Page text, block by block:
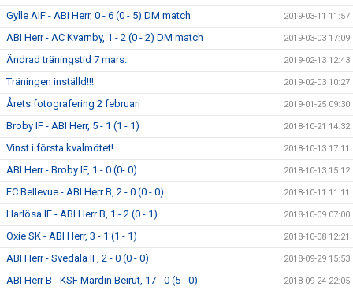
Gylle AIF - ABI Herr, 0 - 6 (0 - 5) DM match 2019-03-11 11:57
ABI Herr - AC Kvarnby, 1 - 2 (0 - 2) DM match 2019-03-03 17:09
Ändrad träningstid 7 mars. 2019-02-13 12:43
Träningen inställd!!! 2019-02-03 10:27
Årets fotografering 2 februari 2019-01-25 09:30
Broby IF - ABI Herr, 5 - 1 (1 - 1) 2018-10-21 14:32
Vinst i första kvalmötet! 2018-10-13 17:11
ABI Herr - Broby IF, 1 - 0 (0- 0) 2018-10-13 15:12
FC Bellevue - ABI Herr B, 2 - 0 (0 - 0) 2018-10-11 11:11
Harlösa IF - ABI Herr B, 1 - 2 (0 - 1) 2018-10-09 07:00
Oxie SK - ABI Herr, 3 - 1 (1 - 1) 2018-10-08 12:21
ABI Herr - Svedala IF, 2 - 0 (0 - 0) 2018-09-29 15:53
ABI Herr B - KSF Mardin Beirut, 17 - 0 (5 - 0) 2018-09-24 22:05